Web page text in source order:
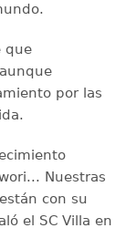
que
por las
Nuestras
con su
el SC Villa en